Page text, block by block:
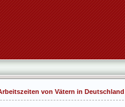
von Vätern in Deutschland